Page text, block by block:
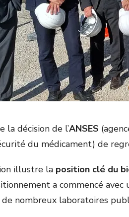
la décision de l’ANSES
du médicament) de
illustre la position clé du
a commencé
de nombreux laboratoires